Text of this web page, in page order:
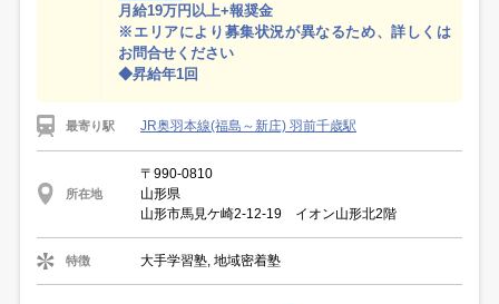
月給19万円以上+報奨金
※エリアにより募集状況が異なるため、詳しくは
お問合せください
◆昇給年1回
最寄り駅 JR奥羽本線(福島～新庄) 羽前千歳駅
所在地
〒990-0810
山形県
山形市馬見ケ崎2-12-19 イオン山形北2階
特徴 大手学習塾, 地域密着塾